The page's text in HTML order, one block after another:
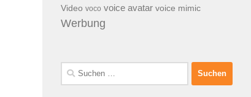
Video voco voice avatar voice mimic
Werbung
Suchen
nach: